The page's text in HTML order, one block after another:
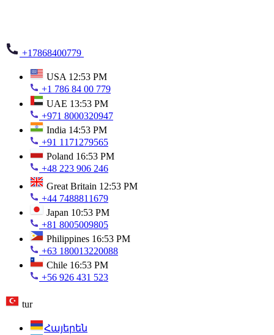
+17868400779
USA 12:53 PM
+1 786 84 00 779
UAE 13:53 PM
+971 8000320947
India 14:53 PM
+91 1171279565
Poland 16:53 PM
+48 223 906 246
Great Britain 12:53 PM
+44 7488811679
Japan 10:53 PM
+81 8005009805
Philippines 16:53 PM
+63 180013220088
Chile 16:53 PM
+56 926 431 523
tur
Հայերեն